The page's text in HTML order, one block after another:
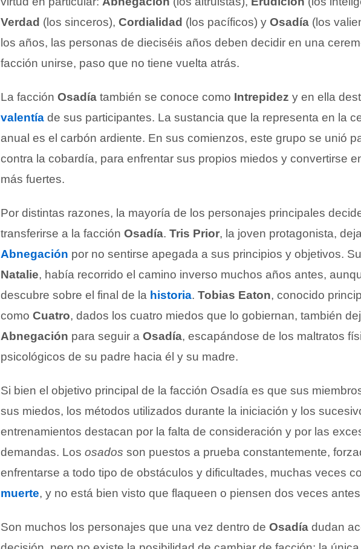
Verdad (los sinceros), Cordialidad (los pacíficos) y Osadía (los
los años, las personas de dieciséis años deben decidir en una
facción unirse, paso que no tiene vuelta atrás.
La facción Osadía también se conoce como Intrepidez y en ella
valentía de sus participantes. La sustancia que la representa en la
anual es el carbón ardiente. En sus comienzos, este grupo se unió
contra la cobardía, para enfrentar sus propios miedos y convertirse
más fuertes.
Por distintas razones, la mayoría de los personajes principales
transferirse a la facción Osadía. Tris Prior, la joven protagonista,
Abnegación por no sentirse apegada a sus principios y objetivos.
Natalie, había recorrido el camino inverso muchos años antes,
descubre sobre el final de la historia. Tobias Eaton, conocido
como Cuatro, dados los cuatro miedos que lo gobiernan, también
Abnegación para seguir a Osadía, escapándose de los maltratos
psicológicos de su padre hacia él y su madre.
Si bien el objetivo principal de la facción Osadía es que sus
sus miedos, los métodos utilizados durante la iniciación y los
entrenamientos destacan por la falta de consideración y por las
demandas. Los osados son puestos a prueba constantemente,
enfrentarse a todo tipo de obstáculos y dificultades, muchas veces
muerte, y no está bien visto que flaqueen o piensen dos veces
Son muchos los personajes que una vez dentro de Osadía dudan